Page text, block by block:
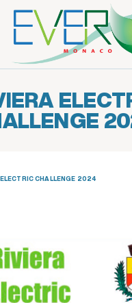
CHALLENGE 2024